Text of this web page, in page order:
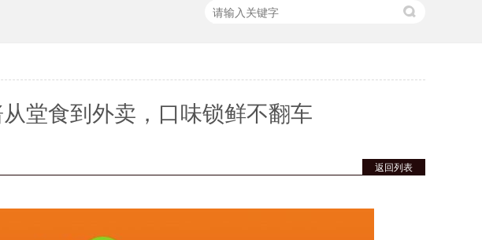
堂食到外卖，口味锁鲜不翻车
返回列表